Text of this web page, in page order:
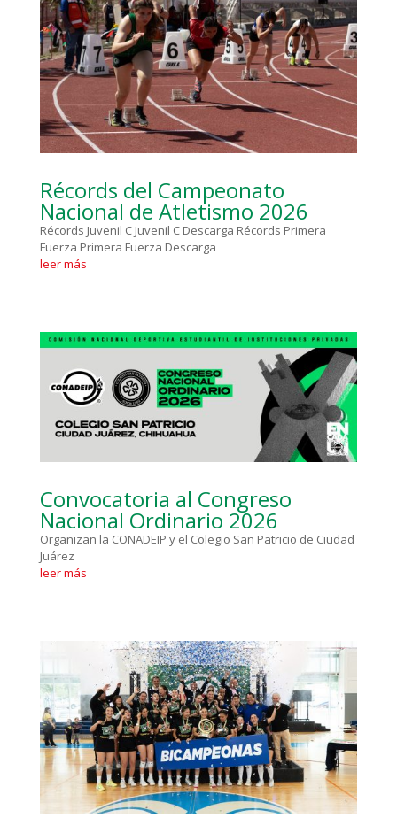
Récords del Campeonato
Nacional de Atletismo 2026
Récords Juvenil C Juvenil C Descarga Récords Primera
Fuerza Primera Fuerza Descarga
leer más
Convocatoria al Congreso
Nacional Ordinario 2026
Organizan la CONADEIP y el Colegio San Patricio de Ciudad
Juárez
leer más